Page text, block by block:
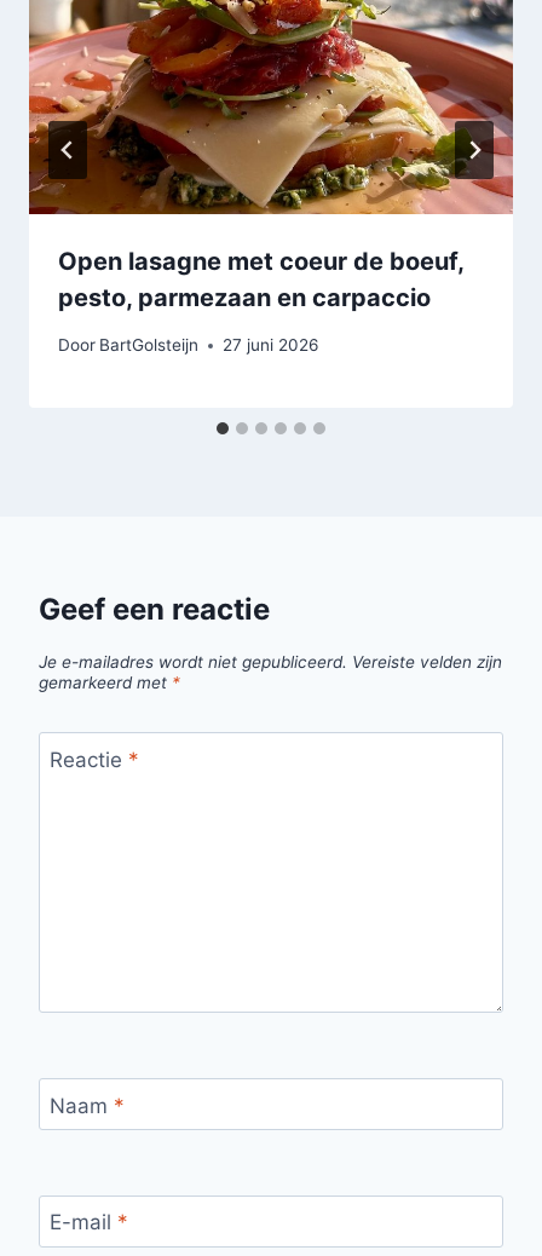
Open lasagne met coeur de boeuf,
pesto, parmezaan en carpaccio
Door BartGolsteijn 27 juni 2026
Geef een reactie
Je e-mailadres wordt niet gepubliceerd. Vereiste velden zijn
gemarkeerd met *
Reactie *
Naam *
E-mail *